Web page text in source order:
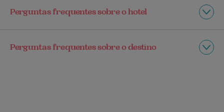
Perguntas frequentes sobre o hotel
Perguntas frequentes sobre o destino